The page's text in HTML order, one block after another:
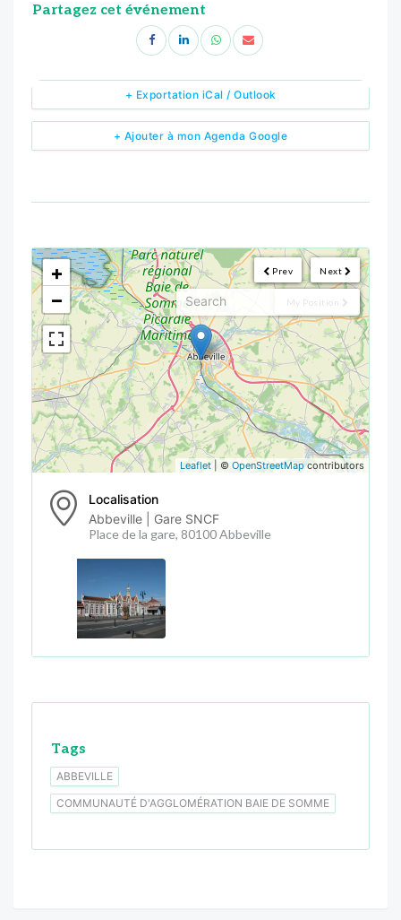
Partagez cet événement
+ Ajouter à mon Agenda Google
+ Exportation iCal / Outlook
Next
Prev
My Position
<!---->
+
−
Leaflet | © OpenStreetMapcontributors
Localisation
Abbeville | Gare SNCF
Place de la gare, 80100 Abbeville
Tags
ABBEVILLE
COMMUNAUTÉ D'AGGLOMÉRATION BAIE DE SOMME